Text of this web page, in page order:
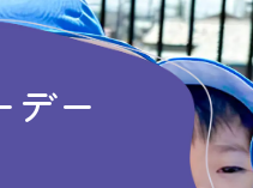
デー